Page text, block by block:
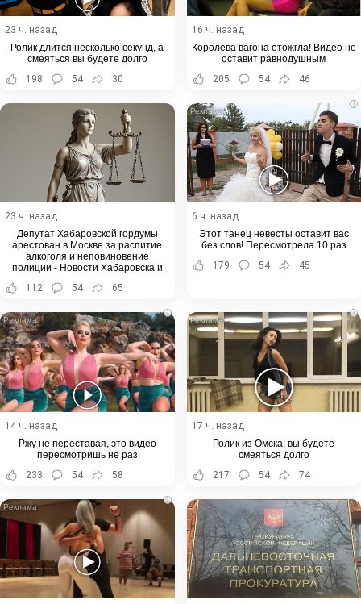
23 ч. назад
Ролик длится несколько секунд, а
смеяться вы будете долго
198
54 30
16 ч. назад
Королева вагона отожгла! Видео не
оставит равнодушным
205
54 46
23 ч. назад
Депутат Хабаровской гордумы
арестован в Москве за распитие
алкоголя и неповиновение
полиции - Новости Хабаровска и
112 54 65
i
6 ч. назад
Этот танец невесты оставит вас
без слов! Пересмотрела 10 раз
179
54 45
i
14 ч. назад
Ржу не переставая, это видео
пересмотришь не раз
233
54 58
i
17 ч. назад
Ролик из Омска: вы будете
смеяться долго
217
54 74
i